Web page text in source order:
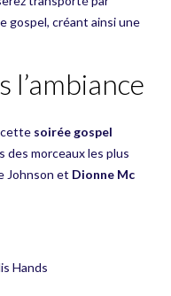
gospel, créant ainsi une
l’ambiance
cette soirée gospel
morceaux les plus
Johnson et Dionne Mc
Hands